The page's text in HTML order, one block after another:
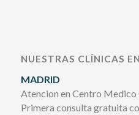
NUESTRAS CLÍNICAS
MADRID
Atencion en Centro Medico
Primera consulta gratuita